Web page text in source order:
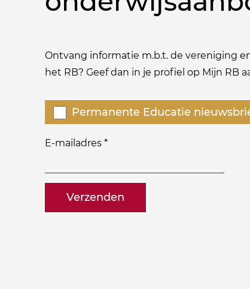
Ontvang informatie m.b.t. de vereniging
het RB? Geef dan in je profiel op Mijn RB
E-mailadres *
naam@bedrijf.nl
Welke
nieuwsbrieven
zou
willen
ontvangen?
Permanente Educatie